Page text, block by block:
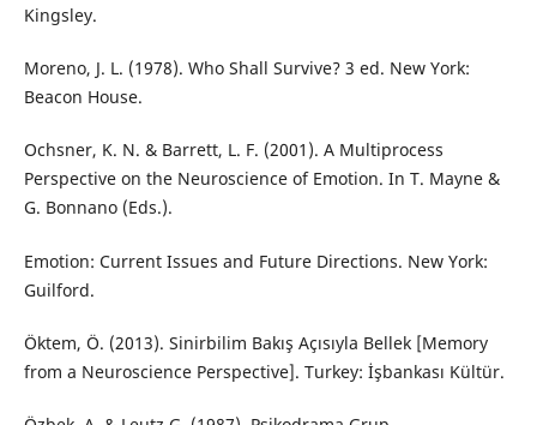
Kingsley.
Moreno, J. L. (1978). Who Shall Survive? 3 ed. New York:
Beacon House.
Ochsner, K. N. & Barrett, L. F. (2001). A Multiprocess
Perspective on the Neuroscience of Emotion. In T. Mayne &
G. Bonnano (Eds.).
Emotion: Current Issues and Future Directions. New York:
Guilford.
Öktem, Ö. (2013). Sinirbilim Bakış Açısıyla Bellek [Memory
from a Neuroscience Perspective]. Turkey: İşbankası Kültür.